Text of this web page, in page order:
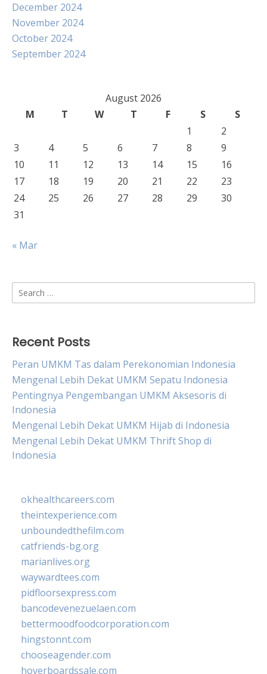
December 2024
November 2024
October 2024
September 2024
August 2026
M
T W T F S
S
1
2
3
4 5 6 7 8
9
10
11 12 13 14 15
16
17
18 19 20 21 22
23
24
25 26 27 28 29
30
31
« Mar
Search
for:
Recent Posts
Peran UMKM Tas dalam Perekonomian Indonesia
Mengenal Lebih Dekat UMKM Sepatu Indonesia
Pentingnya Pengembangan UMKM Aksesoris di
Indonesia
Mengenal Lebih Dekat UMKM Hijab di Indonesia
Mengenal Lebih Dekat UMKM Thrift Shop di
Indonesia
okhealthcareers.com
theintexperience.com
unboundedthefilm.com
catfriends-bg.org
marianlives.org
waywardtees.com
pidfloorsexpress.com
bancodevenezuelaen.com
bettermoodfoodcorporation.com
hingstonnt.com
chooseagender.com
hoverboardssale.com